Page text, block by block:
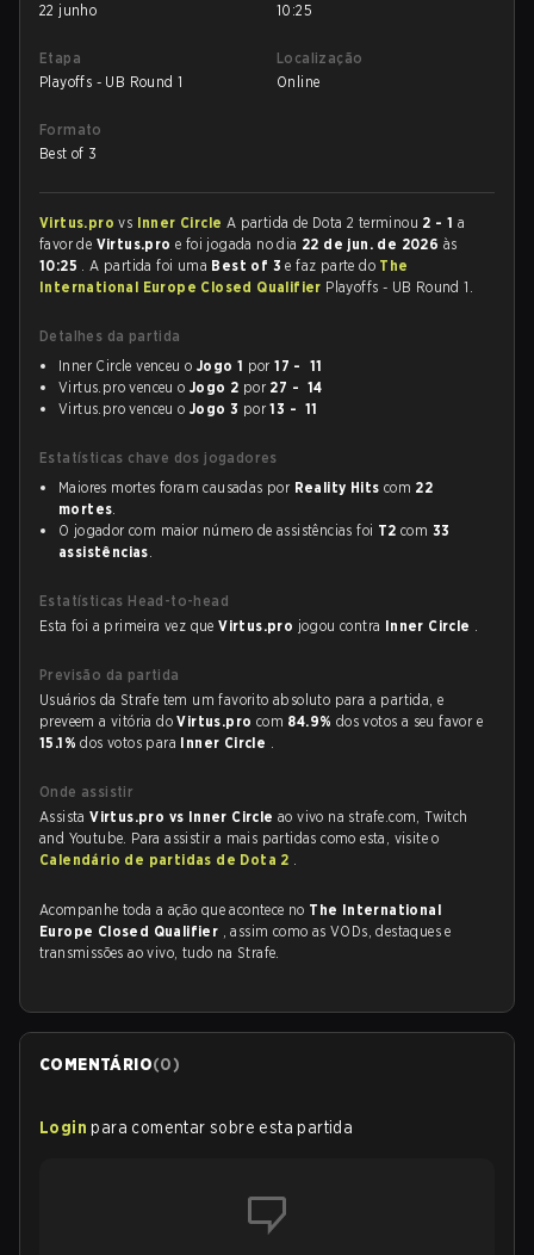
22 junho
10:25
Etapa
Playoffs - UB Round 1
Localização
Online
Formato
Best of 3
Virtus.provs Inner Circle A partida de Dota 2 terminou 2 - 1 a
favor de Virtus.proe foi jogada no dia 22 de jun. de 2026 às
10:25 . A partida foi uma Best of 3e faz parte do The
International Europe Closed Qualifier Playoffs - UB Round 1.
Detalhes da partida
Inner Circle venceu o Jogo 1 por17 - 11
Virtus.pro venceu o Jogo 2 por 27 - 14
Virtus.pro venceu o Jogo 3 por13 - 11
Estatísticas chave dos jogadores
Maiores mortes foram causadas por Reality Hits com 22
mortes.
O jogador com maior número de assistências foi T2 com 33
assistências.
Estatísticas Head-to-head
Esta foi a primeira vez queVirtus.pro jogou contra Inner Circle .
Previsão da partida
Usuários da Strafe tem um favorito absoluto para a partida, e
preveem a vitória doVirtus.pro com 84.9% dos votos a seu favor e
15.1%dos votos para Inner Circle .
Onde assistir
AssistaVirtus.pro vs Inner Circleao vivo na strafe.com, Twitch
and Youtube. Para assistir a mais partidas como esta, visite o
Calendário de partidas de Dota 2 .
Acompanhe toda a ação que acontece no The International
Europe Closed Qualifier , assim como as VODs, destaques e
transmissões ao vivo, tudo na Strafe.
COMENTÁRIO(0)
Login para comentar sobre esta partida